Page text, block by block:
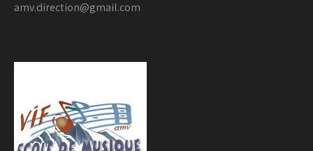
amv.direction@gmail.com